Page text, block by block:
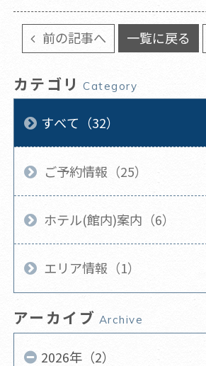
前の記事へ 一覧に戻る
カテゴリ Category
すべて（32）
ご予約情報（25）
ホテル(館内)案内（6）
エリア情報（1）
アーカイブ Archive
2026年（2）